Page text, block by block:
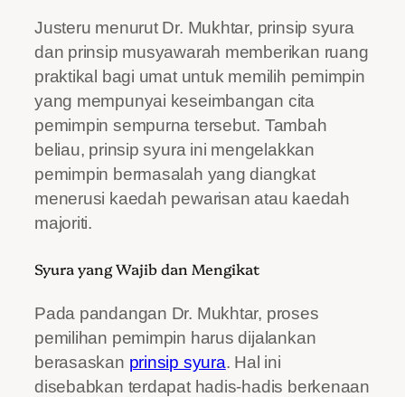
Justeru menurut Dr. Mukhtar, prinsip syura
dan prinsip musyawarah memberikan ruang
praktikal bagi umat untuk memilih pemimpin
yang mempunyai keseimbangan cita
pemimpin sempurna tersebut. Tambah
beliau, prinsip syura ini mengelakkan
pemimpin bermasalah yang diangkat
menerusi kaedah pewarisan atau kaedah
majoriti.
Syura yang Wajib dan Mengikat
Pada pandangan Dr. Mukhtar, proses
pemilihan pemimpin harus dijalankan
berasaskan prinsip syura. Hal ini
disebabkan terdapat hadis-hadis berkenaan